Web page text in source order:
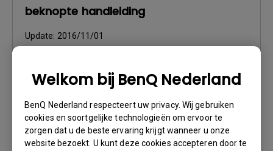
Welkom bij BenQ Nederland
BenQ Nederland respecteert uw privacy. Wij gebruiken
cookies en soortgelijke technologieën om ervoor te
zorgen dat u de beste ervaring krijgt wanneer u onze
website bezoekt. U kunt deze cookies accepteren door te
beknopte handleiding
Update: 2016/11/01
Versie:
Voorbeeld